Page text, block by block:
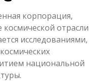
корпорация,
отрасли
исследованиями,
национальной